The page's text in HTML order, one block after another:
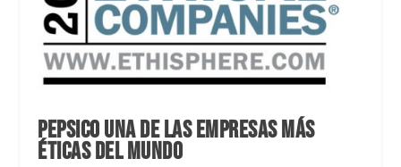
PepsiCo una de las empresas más
éticas del mundo